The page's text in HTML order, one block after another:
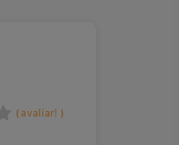
( avaliar! )